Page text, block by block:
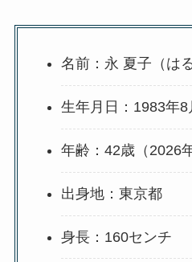
名前：永 夏子（は
生年月日：1983年8
年齢：42歳（2026
出身地：東京都
身長：160センチ